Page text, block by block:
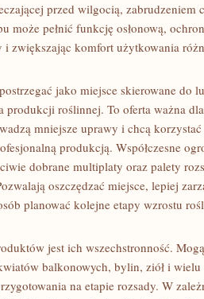
przed wilgocią, zabrudzeniem
może pełnić funkcję osłonową,
i zwiększając komfort użytkowania
jako miejsce skierowane do
produkcji roślinnej. To oferta ważna
mniejsze uprawy i chcą
produkcją. Współczesne
dobrane multiplaty oraz palety
oszczędzać miejsce, lepiej
planować kolejne etapy wzrostu
jest ich wszechstronność.
balkonowych, bylin, ziół i
na etapie rozsady. W